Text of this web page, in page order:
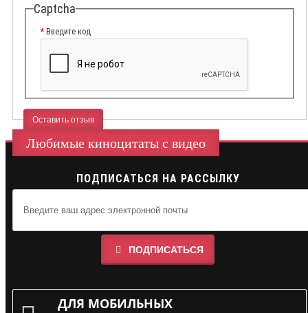
Captcha
Введите код
Оставить отзыв
Любимые киноцитаты с видео
ПОДПИСАТЬСЯ НА РАССЫЛКУ
ПОДПИСАТЬСЯ
ДЛЯ МОБИЛЬНЫХ